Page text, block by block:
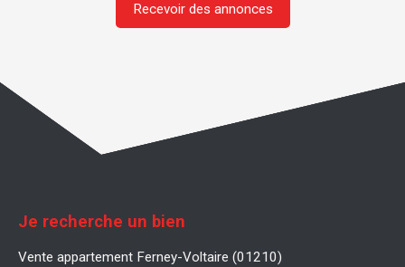
Recevoir des annonces
Je recherche un bien
Vente appartement Ferney-Voltaire (01210)